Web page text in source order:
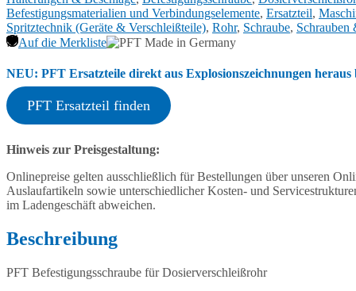
Befestigungsmaterialien und Verbindungselemente, Ersatzteil,
Spritztechnik (Geräte & Verschleißteile), Rohr, Schraube, Schrauben
Auf die Merkliste
NEU: PFT Ersatzteile direkt aus Explosionszeichnungen heraus
PFT Ersatzteil finden
Hinweis zur Preisgestaltung:
Onlinepreise gelten ausschließlich für Bestellungen über unseren
Auslaufartikeln sowie unterschiedlicher Kosten- und
im Ladengeschäft abweichen.
Beschreibung
PFT Befestigungsschraube für Dosierverschleißrohr